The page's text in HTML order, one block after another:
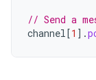
// Send a
channel[1 ] .